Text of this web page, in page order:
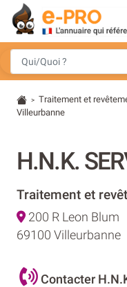
> Traitement et
Villeurbanne
H.N.K.
Traitement et
200 R Leon Blum
69100 Villeurbanne
Contacter